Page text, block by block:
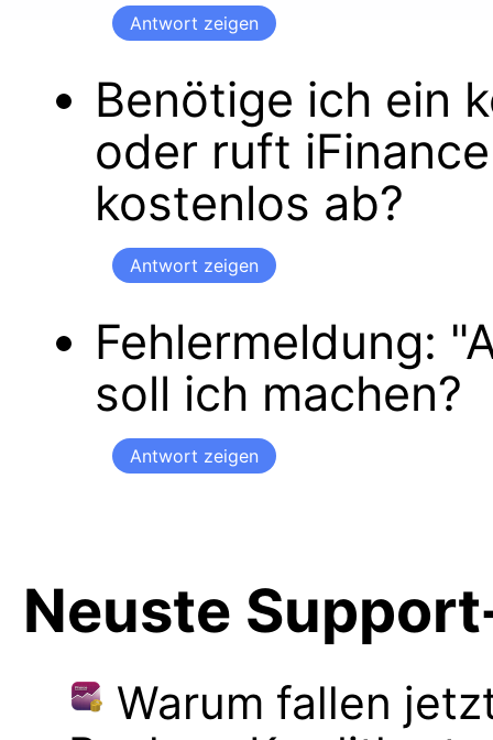
Antwort zeigen
Benötige ich ein
oder ruft
kostenlos ab?
Antwort zeigen
Fehlermeldung:
soll ich machen?
Antwort zeigen
Neuste
Warum fallen